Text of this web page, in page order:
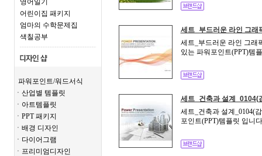
영어일기
어린이집 패키지
엄마의 수학문제집
색칠공부
파워포인트/워드서식
ㆍ산업별 템플릿
ㆍ아트템플릿
ㆍPPT 패키지
ㆍ배경 디자인
ㆍ다이어그램
ㆍ프리미엄디자인
세트_부드러운 라인 그래
세트_부드러운 라인 그래
있는 파워포인트(PPT)템
세트_건축과 설계_0104(
세트_건축과 설계_0104(
포인트(PPT)템플릿 입니